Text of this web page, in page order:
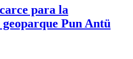
para la
Pun Antü